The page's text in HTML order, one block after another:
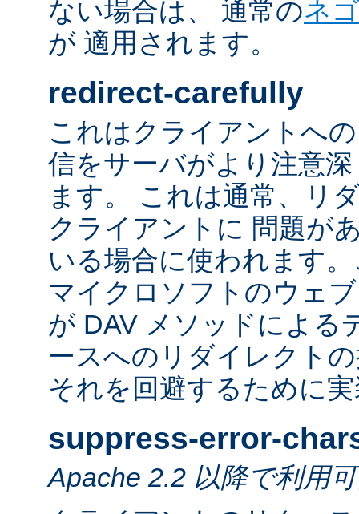
ない場合は、 通常のネ
が 適用されます。
redirect-carefully
これはクライアントへ
信をサーバがより注意
ます。 これは通常、リ
クライアントに 問題が
いる場合に使われます
マイクロソフトのウェ
が DAV メソッドによる
ースへのリダイレクト
それを回避するために
suppress-error-
Apache 2.2 以降で利用